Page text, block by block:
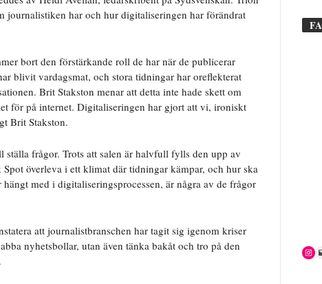
journalistiken har och hur digitaliseringen har förändrat
bort den förstärkande roll de har när de publicerar
blivit vardagsmat, och stora tidningar har oreflekterat
Brit Stakston menar att detta inte hade skett om
för på internet. Digitaliseringen har gjort att vi, ironiskt
Brit Stakston.
ställa frågor. Trots att salen är halvfull fylls den upp av
överleva i ett klimat där tidningar kämpar, och hur ska
med i digitaliseringsprocessen, är några av de frågor
att journalistbranschen har tagit sig igenom kriser
nyhetsbollar, utan även tänka bakåt och tro på den